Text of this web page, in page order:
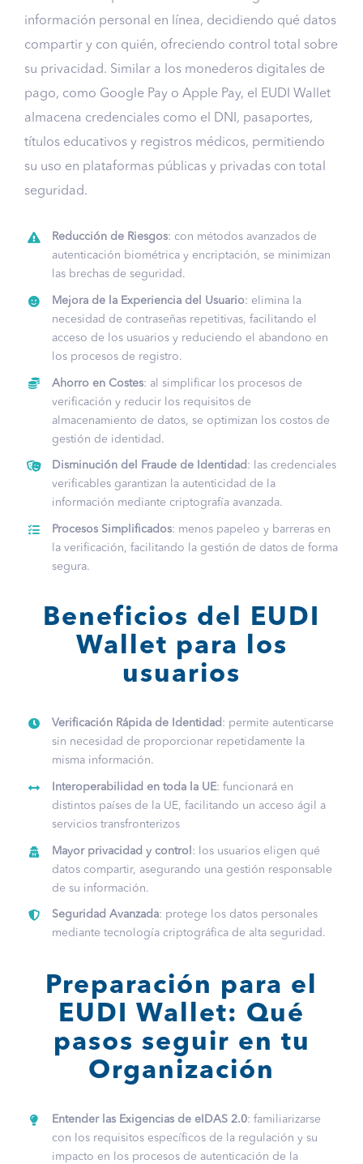
información personal en línea, decidiendo qué datos
compartir y con quién, ofreciendo control total sobre
su privacidad. Similar a los monederos digitales de
pago, como Google Pay o Apple Pay, el EUDI Wallet
almacena credenciales como el DNI, pasaportes,
títulos educativos y registros médicos, permitiendo
su uso en plataformas públicas y privadas con total
seguridad.
Reducción de Riesgos: con métodos avanzados de
autenticación biométrica y encriptación, se minimizan
las brechas de seguridad.
Mejora de la Experiencia del Usuario: elimina la
necesidad de contraseñas repetitivas, facilitando el
acceso de los usuarios y reduciendo el abandono en
los procesos de registro.
Ahorro en Costes: al simplificar los procesos de
verificación y reducir los requisitos de
almacenamiento de datos, se optimizan los costos de
gestión de identidad.
Disminución del Fraude de Identidad : las credenciales
verificables garantizan la autenticidad de la
información mediante criptografía avanzada.
Procesos Simplificados: menos papeleo y barreras en
la verificación, facilitando la gestión de datos de forma
segura.
Beneficios del EUDI
Wallet para los
usuarios
Verificación Rápida de Identidad : permite autenticarse
sin necesidad de proporcionar repetidamente la
misma información.
Interoperabilidad en toda la UE: funcionará en
distintos países de la UE, facilitando un acceso ágil a
servicios transfronterizos
Mayor privacidad y control : los usuarios eligen qué
datos compartir, asegurando una gestión responsable
de su información.
Seguridad Avanzada: protege los datos personales
mediante tecnología criptográfica de alta seguridad.
Preparación para el
EUDI Wallet: Qué
pasos seguir en tu
Organización
Entender las Exigencias de eIDAS 2.0: familiarizarse
con los requisitos específicos de la regulación y su
impacto en los procesos de autenticación de la